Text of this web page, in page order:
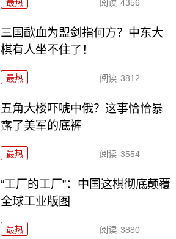
最热 阅读 4356
三国歃血为盟剑指何方？中东大
棋有人坐不住了！
最热 阅读 3812
五角大楼吓唬中俄？这事恰恰暴
露了美军的底裤
最热 阅读 3554
“工厂的工厂”：中国这棋彻底颠覆
全球工业版图
最热 阅读 3880